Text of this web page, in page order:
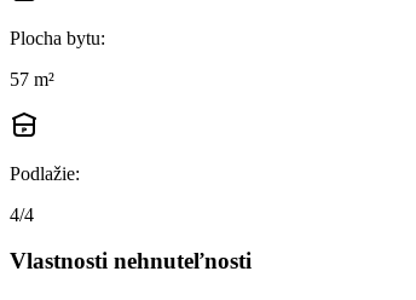
Plocha bytu:
57 m²
Podlažie:
4/4
Vlastnosti nehnuteľnosti